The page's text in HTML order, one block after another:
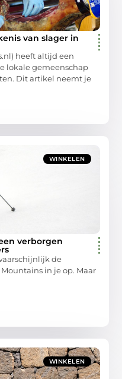
van slager in
heeft altijd een
lokale gemeenschap
Dit artikel neemt je
WINKELEN
verborgen
de
in je op. Maar
WINKELEN